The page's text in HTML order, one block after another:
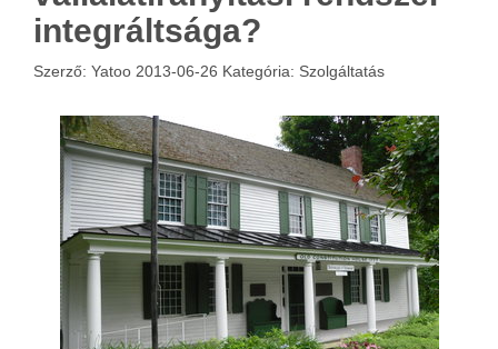
integráltsága?
Szerző: Yatoo 2013-06-26 Kategória: Szolgáltatás